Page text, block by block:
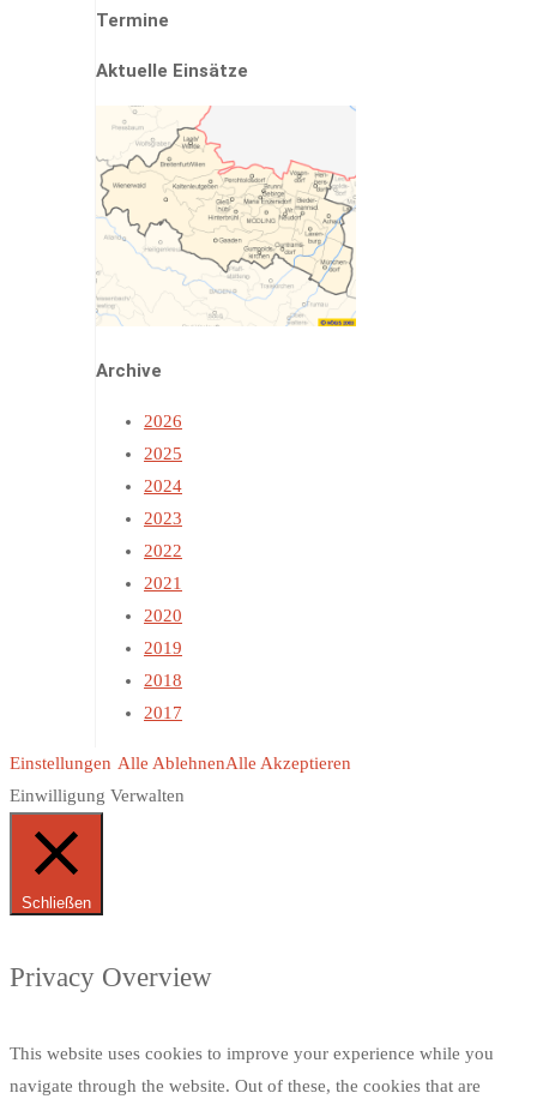
Termine
Aktuelle Einsätze
Archive
2026
2025
2024
2023
2022
2021
2020
2019
2018
2017
Einstellungen Alle AblehnenAlle Akzeptieren
Einwilligung Verwalten
Schließen
Privacy Overview
This website uses cookies to improve your experience while you
navigate through the website. Out of these, the cookies that are